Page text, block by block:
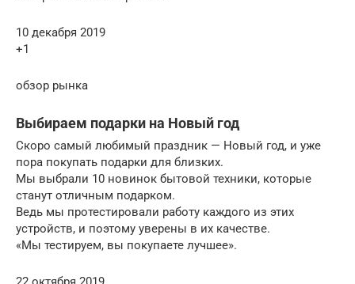
10 декабря 2019
+1
обзор рынка
Выбираем подарки на Новый год
Скоро самый любимый праздник — Новый год, и уже
пора покупать подарки для близких.
Мы выбрали 10 новинок бытовой техники, которые
станут отличным подарком.
Ведь мы протестировали работу каждого из этих
устройств, и поэтому уверены в их качестве.
«Мы тестируем, вы покупаете лучшее».